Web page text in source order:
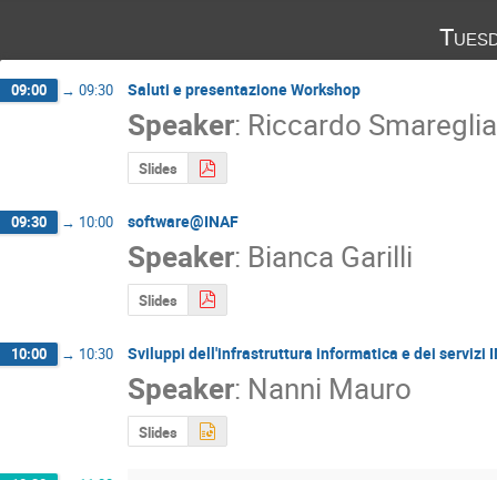
09:00 → 09:30 Saluti e presentazione Workshop
Speaker: Riccardo Smareglia
Slides
09:30 → 10:00 software@INAF
Speaker: Bianca Garilli
Slides
10:00 → 10:30 Sviluppi dell'infrastruttura informatica e dei servizi
Speaker: Nanni Mauro
Slides